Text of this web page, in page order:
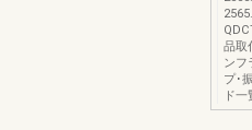
品取
ンフ
プ･
ド